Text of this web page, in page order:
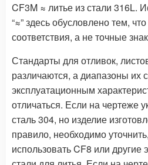
CF3M ≈ литье из стали 316L.
“≈” здесь обусловлено тем,
соответствия, а не точные
Стандарты для отливок,
различаются, а диапазоны их
эксплуатационным
отличаться. Если на чертеже
сталь 304, но изделие
правило, необходимо
использовать CF8 или другие